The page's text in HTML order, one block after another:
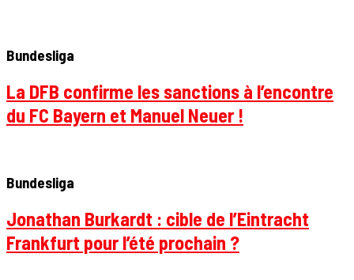
Bundesliga
La DFB confirme les sanctions à l’encontre
du FC Bayern et Manuel Neuer !
Bundesliga
Jonathan Burkardt : cible de l’Eintracht
Frankfurt pour l’été prochain ?